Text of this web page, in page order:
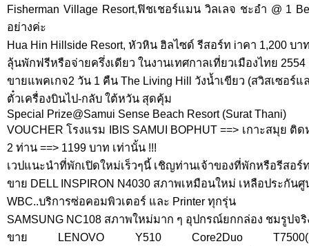
Fisherman Village Resort,ฟิชเชอร์แมน วิลเลจ ชะอำ @ 1
อย่างค่ะ
Hua Hin Hillside Resort, หัวหิน ฮิลไซด์ รีสอร์ท iาคา 1,200 บ
ลุ้นพักฟรีหรือจ่ายครึ่งเดียว ในงานเทศกาลเที่ยวเมืองไทย 2554
ขายแพคเกจ2 วัน 1 คืน The Living Hill วังน้ำเขียว (สวิสเซอ
ตั๋วเครื่องบินไป-กลับ ใต้หวัน สุดคุ้ม
Special Prize@Samui Sense Beach Resort (Surat Thani)
VOUCHER โรงแรม IBIS SAMUI BOPHUT ==> เกาะสมุย
2 ท่าน ==> 1199 บาท เท่านั้น !!!
เวปแนะนำที่พักเปิดใหม่เร็วๆนี้ เชิญท่านเจ้าของที่พักหรือรีสอ
ขาย DELL INSPIRON N4030 สภาพเหมือนใหม่ เหลือประกัน
WBC..บริการซ่อคอมพิวเตอร์ และ Printer ทุกรุ่น
SAMSUNG NC108 สภาพใหม่มาก ๆ อุปกรณ์ยกกล่อง ชมรูปจ
ขาย LENOVO Y510 Core2Duo